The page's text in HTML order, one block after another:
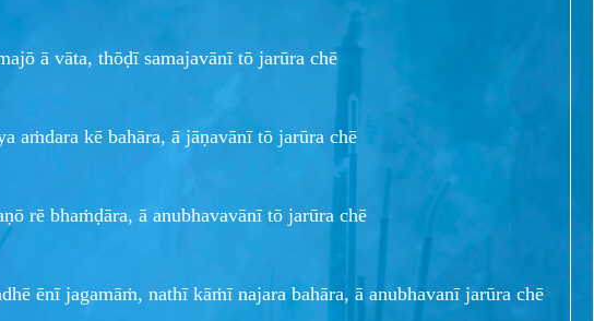
ā vāta, thōḍī samajavānī tō jarūra chē
aṁdara kē bahāra, ā jāṇavānī tō jarūra chē
rē bhaṁḍāra, ā anubhavavānī tō jarūra chē
ēnī jagamāṁ, nathī kāṁī najara bahāra, ā anubhavanī jarūra chē